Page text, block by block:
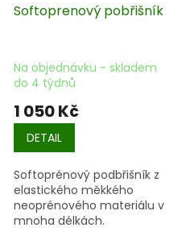
Softoprenový pobřišník
Na objednávku - skladem
do 4 týdnů
1 050 Kč
DETAIL
Softoprénový podbřišník z
elastického měkkého
neoprénového materiálu v
mnoha délkách.